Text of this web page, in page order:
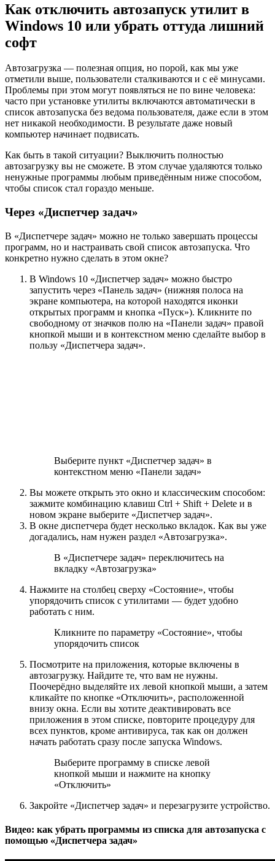
Как отключить автозапуск утилит в
Windows 10 или убрать оттуда лишний
софт
Автозагрузка — полезная опция, но порой, как мы уже
отметили выше, пользователи сталкиваются и с её минусами.
Проблемы при этом могут появляться не по вине человека:
часто при установке утилиты включаются автоматически в
список автозапуска без ведома пользователя, даже если в этом
нет никакой необходимости. В результате даже новый
компьютер начинает подвисать.
Как быть в такой ситуации? Выключить полностью
автозагрузку вы не сможете. В этом случае удаляются только
ненужные программы любым приведённым ниже способом,
чтобы список стал гораздо меньше.
Через «Диспетчер задач»
В «Диспетчере задач» можно не только завершать процессы
программ, но и настраивать свой список автозапуска. Что
конкретно нужно сделать в этом окне?
В Windows 10 «Диспетчер задач» можно быстро
запустить через «Панель задач» (нижняя полоса на
экране компьютера, на которой находятся иконки
открытых программ и кнопка «Пуск»). Кликните по
свободному от значков полю на «Панели задач» правой
кнопкой мыши и в контекстном меню сделайте выбор в
пользу «Диспетчера задач».
Выберите пункт «Диспетчер задач» в
контекстном меню «Панели задач»
Вы можете открыть это окно и классическим способом:
зажмите комбинацию клавиш Ctrl + Shift + Delete и в
новом экране выберите «Диспетчер задач».
В окне диспетчера будет несколько вкладок. Как вы уже
догадались, нам нужен раздел «Автозагрузка».
В «Диспетчере задач» переключитесь на
вкладку «Автозагрузка»
Нажмите на столбец сверху «Состояние», чтобы
упорядочить список с утилитами — будет удобно
работать с ним.
Кликните по параметру «Состояние», чтобы
упорядочить список
Посмотрите на приложения, которые включены в
автозагрузку. Найдите те, что вам не нужны.
Поочерёдно выделяйте их левой кнопкой мыши, а затем
кликайте по кнопке «Отключить», расположенной
внизу окна. Если вы хотите деактивировать все
приложения в этом списке, повторите процедуру для
всех пунктов, кроме антивируса, так как он должен
начать работать сразу после запуска Windows.
Выберите программу в списке левой
кнопкой мыши и нажмите на кнопку
«Отключить»
Закройте «Диспетчер задач» и перезагрузите устройство.
Видео: как убрать программы из списка для автозапуска с
помощью «Диспетчера задач»